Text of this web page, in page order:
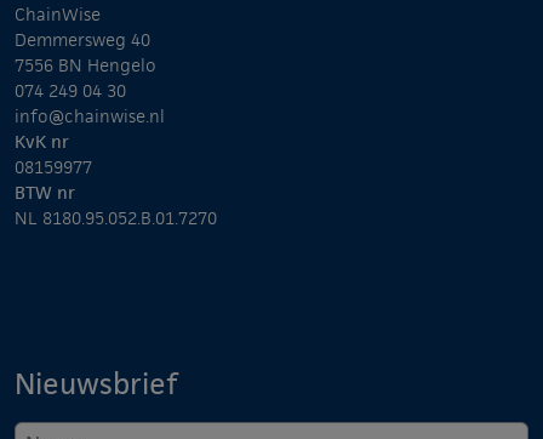
ChainWise
Demmersweg 40
7556 BN Hengelo
074 249 04 30
info@chainwise.nl
KvK nr
08159977
BTW nr
NL 8180.95.052.B.01.7270
Nieuwsbrief